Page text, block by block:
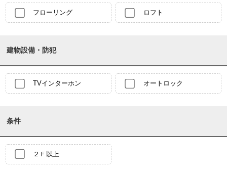
フローリング ロフト
建物設備・防犯
TVインターホン オートロック
条件
２Ｆ以上